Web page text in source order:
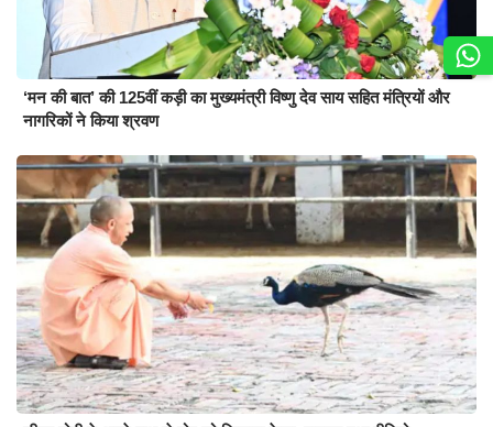
‘मन की बात’ की 125वीं कड़ी का मुख्यमंत्री विष्णु देव साय सहित मंत्रियों और
नागरिकों ने किया श्रवण